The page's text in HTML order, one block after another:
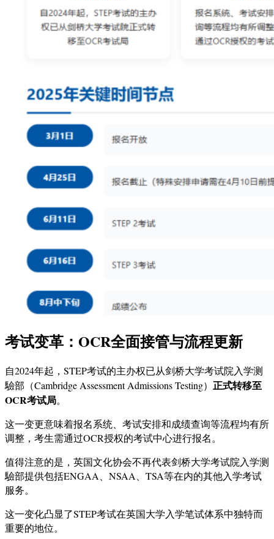
考试变革：OCR全面接管与流程更新
自2024年起，STEP考试的主办权已从剑桥大学考试院入学测
驗部（Cambridge Assessment Admissions Testing） 正式转移至
OCR考试局。
这一变更意味着报名系统、考试安排和成绩查询等流程均有所
调整，考生需通过OCR授权的考试中心进行报名。
值得注意的是，英国文化协会不再代表剑桥大学考试院入学测
驗部提供包括ENGAA、NSAA、TSA等在内的其他入学考试
服务。
这一变化凸显了STEP考试在英国大学入学笔试体系中独特而
重要的地位。